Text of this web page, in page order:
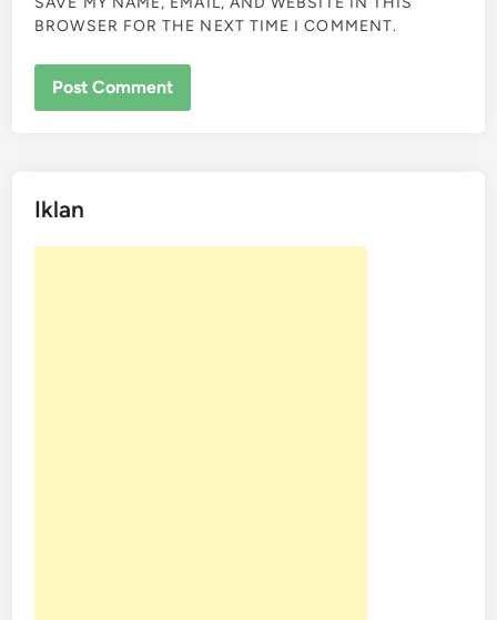
BROWSER FOR THE NEXT TIME I COMMENT.
Iklan